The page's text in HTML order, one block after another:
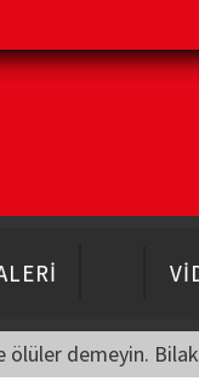
ölüler demeyin.